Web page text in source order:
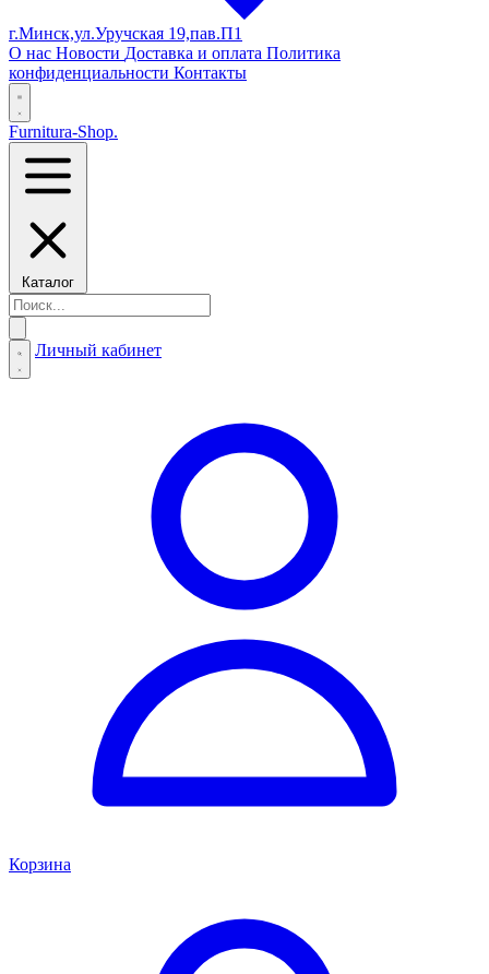
г.Минск,ул.Уручская 19,пав.П1
О нас Новости Доставка и оплата Политика
конфиденциальности Контакты
Furnitura-Shop.
Каталог
Личный кабинет
Корзина